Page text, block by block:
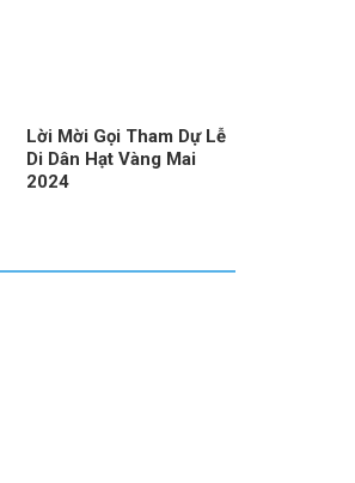
Lời Mời Gọi Tham Dự Lễ
Di Dân Hạt Vàng Mai
2024